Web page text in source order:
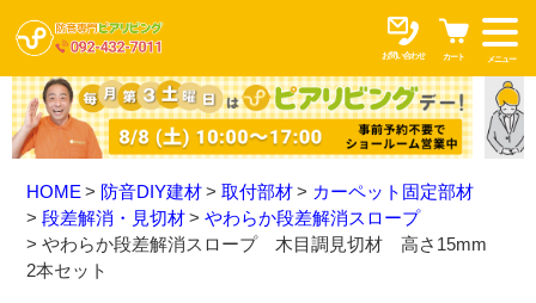
お問い合わせ カート メニュー
HOME 防音DIY建材 取付部材
カーペット固定部材
段差解消・見切材
やわらか段差解消スロープ
やわらか段差解消スロープ 木目調見切材 高さ15mm
2本セット